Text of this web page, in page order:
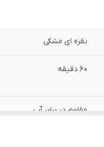
نقره ای مشکی
60 دقیقه
مقاوم در برابر آب